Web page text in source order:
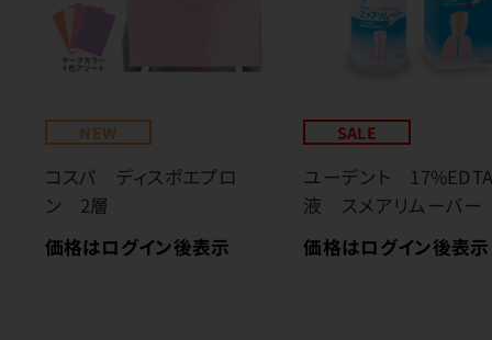
NEW
コスパ ディスポエプロ
ン 2層
価格はログイン後表示
SALE
ユーデント
液 スメアリムーバー
価格はログイン後表示